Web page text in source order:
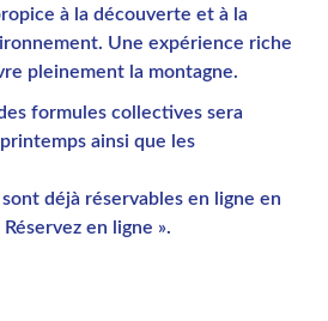
à la découverte et à la
Une expérience riche
pleinement la montagne.
formules collectives sera
ainsi que les
déjà réservables en ligne en
en ligne ».